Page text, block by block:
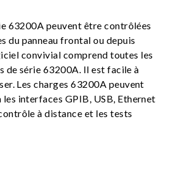
63200A peuvent être contrôlées
du panneau frontal ou depuis
convivial comprend toutes les
de série 63200A. Il est facile à
Les charges 63200A peuvent
interfaces GPIB, USB, Ethernet
à distance et les tests